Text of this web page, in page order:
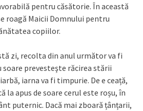
pentru căsătorie. În această
roagă Maicii Domnului pentru
copiilor.
zi, recolta din anul următor va fi
soare prevesteşte răcirea stării
iarna va fi timpurie. De e ceață,
la apus de soare cerul este roșu, în
puternic. Dacă mai zboară țânțarii,